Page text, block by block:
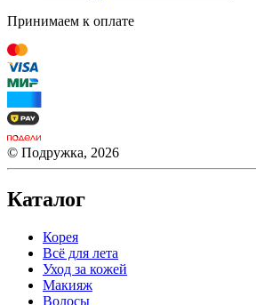
Принимаем к оплате
© Подружка, 2026
Каталог
Корея
Всё для лета
Уход за кожей
Макияж
Волосы